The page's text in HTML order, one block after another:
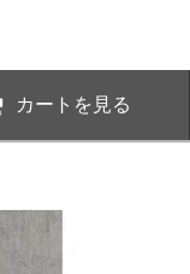
カートを見る